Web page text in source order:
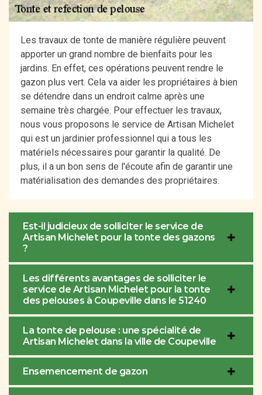
Les travaux de tonte de manière régulière peuvent
apporter un grand nombre de bienfaits pour les
jardins. En effet, ces opérations peuvent rendre le
gazon plus vert. Cela va aider les propriétaires à bien
se détendre dans un endroit calme après une
semaine très chargée. Pour effectuer les travaux,
nous vous proposons le service de Artisan Michelet
qui est un jardinier professionnel qui a tous les
matériels nécessaires pour garantir la qualité. De
plus, il a un bon sens de l'écoute afin de garantir une
matérialisation des demandes des propriétaires.
Est-il judicieux de solliciter le service de
Artisan Michelet pour la tonte des gazons
?
Les différents avantages de solliciter le
service de Artisan Michelet pour la tonte
des pelouses à Coupeville dans le 51240
La tonte de pelouse : une spécialité de
Artisan Michelet dans la ville de Coupeville
Ensemencement de gazon